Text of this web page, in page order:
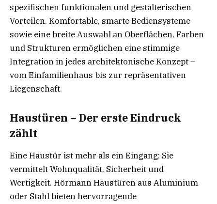
spezifischen funktionalen und gestalterischen
Vorteilen. Komfortable, smarte Bediensysteme
sowie eine breite Auswahl an Oberflächen, Farben
und Strukturen ermöglichen eine stimmige
Integration in jedes architektonische Konzept –
vom Einfamilienhaus bis zur repräsentativen
Liegenschaft.
Haustüren – Der erste Eindruck
zählt
Eine Haustür ist mehr als ein Eingang: Sie
vermittelt Wohnqualität, Sicherheit und
Wertigkeit. Hörmann Haustüren aus Aluminium
oder Stahl bieten hervorragende